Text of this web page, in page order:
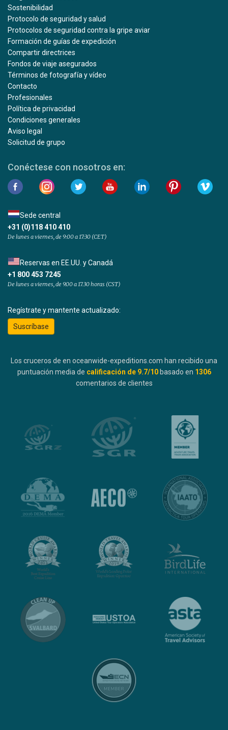
Sostenibilidad
Protocolo de seguridad y salud
Protocolos de seguridad contra la gripe aviar
Formación de guías de expedición
Compartir directrices
Fondos de viaje asegurados
Términos de fotografía y vídeo
Contacto
Profesionales
Política de privacidad
Condiciones generales
Aviso legal
Solicitud de grupo
Conéctese con nosotros en:
Sede central
+31 (0)118 410 410
De lunes a viernes, de 9:00 a 17:30 (CET)
Reservas en EE.UU. y Canadá
+1 800 453 7245
De lunes a viernes, de 9.00 a 17.30 horas (CST)
Regístrate y mantente actualizado:
Suscríbase
Los cruceros de en oceanwide-expeditions.com han recibido una
puntuación media de calificación de 9.7/10 basado en 1306
comentarios de clientes